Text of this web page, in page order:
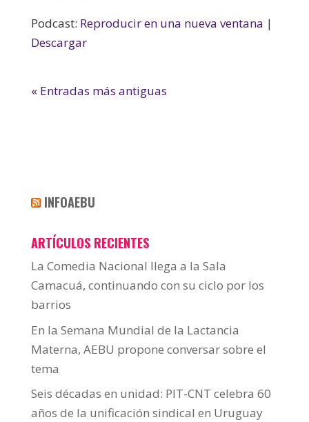
Podcast: Reproducir en una nueva ventana |
Descargar
« Entradas más antiguas
INFOAEBU
ARTÍCULOS RECIENTES
La Comedia Nacional llega a la Sala
Camacuá, continuando con su ciclo por los
barrios
En la Semana Mundial de la Lactancia
Materna, AEBU propone conversar sobre el
tema
Seis décadas en unidad: PIT-CNT celebra 60
años de la unificación sindical en Uruguay